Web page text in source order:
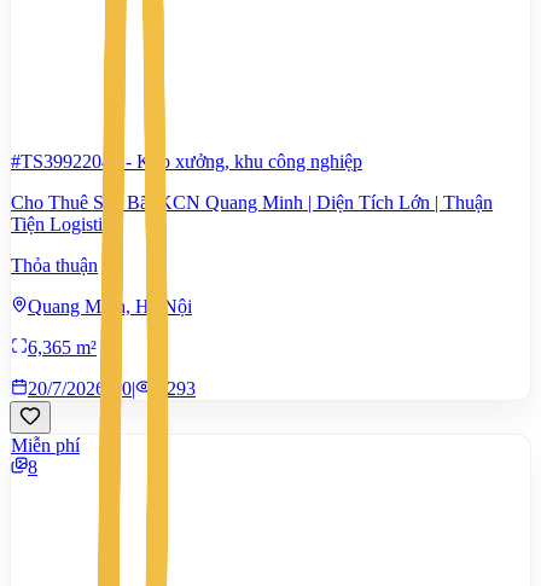
#TS39922044 - Kho xưởng, khu công nghiệp
Cho Thuê Sân Bãi KCN Quang Minh | Diện Tích Lớn | Thuận
Tiện Logistics
Thỏa thuận
Quang Minh, Hà Nội
6,365 m²
20/7/2026
0| 1.293
Miễn phí
8